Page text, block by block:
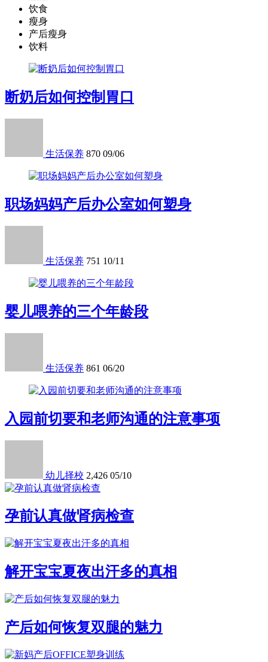
饮食
瘦身
产后瘦身
饮料
断奶后如何控制胃口
生活保养 870 09/06
职场妈妈产后办公室如何塑身
生活保养 751 10/11
婴儿喂养的三个年龄段
生活保养 861 06/20
入园前切要和老师沟通的注意事项
幼儿择校 2,426 05/10
孕前认真做肾病检查
解开宝宝夏夜出汗多的真相
产后如何恢复双腿的魅力